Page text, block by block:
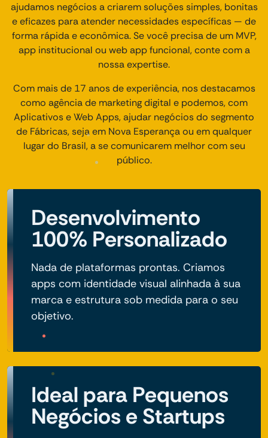
ajudamos negócios a criarem soluções simples, bonitas
e eficazes para atender necessidades específicas — de
forma rápida e econômica. Se você precisa de um MVP,
app institucional ou web app funcional, conte com a
nossa expertise.
Com mais de 17 anos de experiência, nos destacamos
como agência de marketing digital e podemos, com
Aplicativos e Web Apps, ajudar negócios do segmento
de Fábricas, seja em Nova Esperança ou em qualquer
lugar do Brasil, a se comunicarem melhor com seu
público.
Desenvolvimento
100% Personalizado
Nada de plataformas prontas. Criamos
apps com identidade visual alinhada à sua
marca e estrutura sob medida para o seu
objetivo.
Ideal para Pequenos
Negócios e Startups